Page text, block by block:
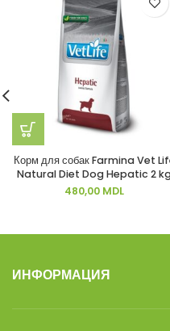
Корм для собак Farmina Vet
Natural Diet Dog Hepatic 2
480,00 MDL
ИНФОРМАЦИЯ